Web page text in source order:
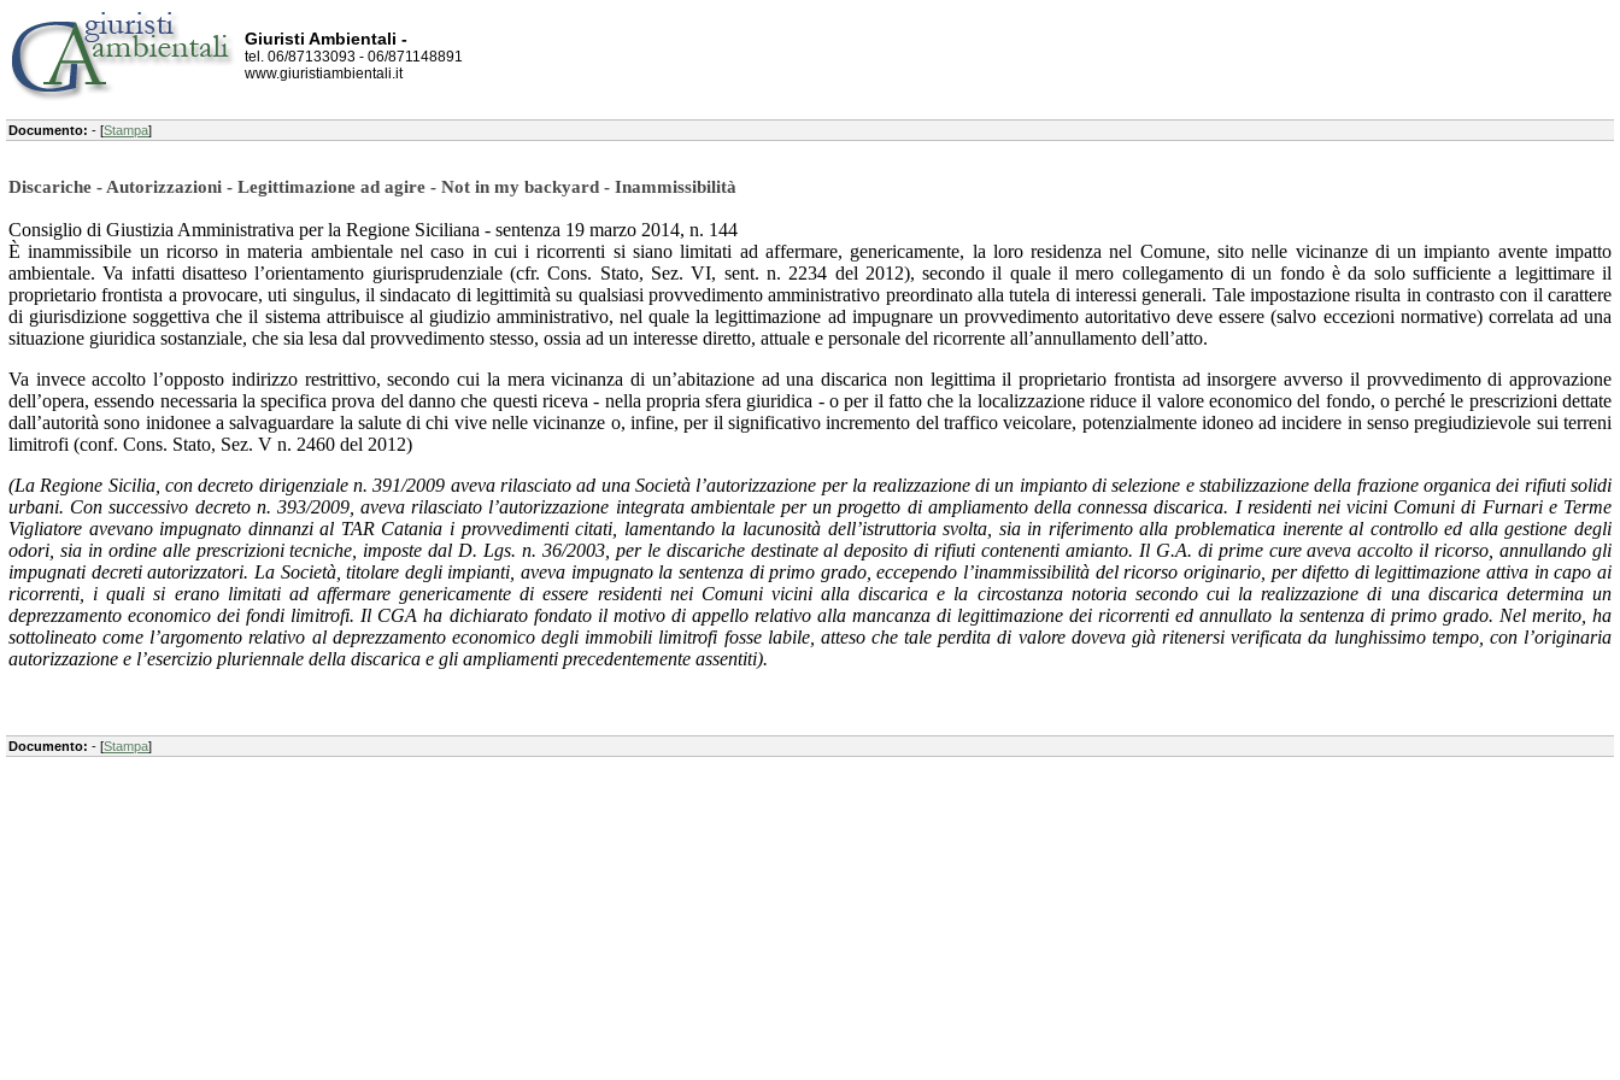
Giuristi Ambientali -
tel. 06/87133093 - 06/871148891
www.giuristiambientali.it
Documento: - [Stampa]
Discariche - Autorizzazioni - Legittimazione ad agire - Not in my backyard - Inammissibilità
Consiglio di Giustizia Amministrativa per la Regione Siciliana - sentenza 19 marzo 2014, n. 144
È inammissibile un ricorso in materia ambientale nel caso in cui i ricorrenti si siano limitati ad affermare, genericamente, la loro residenza nel Comune, sito nelle vicinanze di un impianto avente impatto
ambientale. Va infatti disatteso l’orientamento giurisprudenziale (cfr. Cons. Stato, Sez. VI, sent. n. 2234 del 2012), secondo il quale il mero collegamento di un fondo è da solo sufficiente a legittimare il
proprietario frontista a provocare, uti singulus, il sindacato di legittimità su qualsiasi provvedimento amministrativo preordinato alla tutela di interessi generali. Tale impostazione risulta in contrasto con il carattere
di giurisdizione soggettiva che il sistema attribuisce al giudizio amministrativo, nel quale la legittimazione ad impugnare un provvedimento autoritativo deve essere (salvo eccezioni normative) correlata ad una
situazione giuridica sostanziale, che sia lesa dal provvedimento stesso, ossia ad un interesse diretto, attuale e personale del ricorrente all’annullamento dell’atto.
Va invece accolto l’opposto indirizzo restrittivo, secondo cui la mera vicinanza di un’abitazione ad una discarica non legittima il proprietario frontista ad insorgere avverso il provvedimento di approvazione
dell’opera, essendo necessaria la specifica prova del danno che questi riceva - nella propria sfera giuridica - o per il fatto che la localizzazione riduce il valore economico del fondo, o perché le prescrizioni dettate
dall’autorità sono inidonee a salvaguardare la salute di chi vive nelle vicinanze o, infine, per il significativo incremento del traffico veicolare, potenzialmente idoneo ad incidere in senso pregiudizievole sui terreni
limitrofi (conf. Cons. Stato, Sez. V n. 2460 del 2012)
(La Regione Sicilia, con decreto dirigenziale n. 391/2009 aveva rilasciato ad una Società l’autorizzazione per la realizzazione di un impianto di selezione e stabilizzazione della frazione organica dei rifiuti solidi
urbani. Con successivo decreto n. 393/2009, aveva rilasciato l’autorizzazione integrata ambientale per un progetto di ampliamento della connessa discarica. I residenti nei vicini Comuni di Furnari e Terme
Vigliatore avevano impugnato dinnanzi al TAR Catania i provvedimenti citati, lamentando la lacunosità dell’istruttoria svolta, sia in riferimento alla problematica inerente al controllo ed alla gestione degli
odori, sia in ordine alle prescrizioni tecniche, imposte dal D. Lgs. n. 36/2003, per le discariche destinate al deposito di rifiuti contenenti amianto. Il G.A. di prime cure aveva accolto il ricorso, annullando gli
impugnati decreti autorizzatori. La Società, titolare degli impianti, aveva impugnato la sentenza di primo grado, eccependo l’inammissibilità del ricorso originario, per difetto di legittimazione attiva in capo ai
ricorrenti, i quali si erano limitati ad affermare genericamente di essere residenti nei Comuni vicini alla discarica e la circostanza notoria secondo cui la realizzazione di una discarica determina un
deprezzamento economico dei fondi limitrofi. Il CGA ha dichiarato fondato il motivo di appello relativo alla mancanza di legittimazione dei ricorrenti ed annullato la sentenza di primo grado. Nel merito, ha
sottolineato come l’argomento relativo al deprezzamento economico degli immobili limitrofi fosse labile, atteso che tale perdita di valore doveva già ritenersi verificata da lunghissimo tempo, con l’originaria
autorizzazione e l’esercizio pluriennale della discarica e gli ampliamenti precedentemente assentiti).
Documento: - [Stampa]